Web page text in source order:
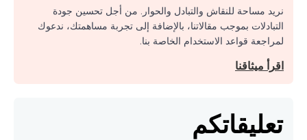
نريد مساحة للنقاش والتبادل والحوار. من أجل تحسين جودة
التبادلات بموجب مقالاتنا، بالإضافة إلى تجربة مساهمتك، ندعوك
لمراجعة قواعد الاستخدام الخاصة بنا.
اقرأ ميثاقنا
تعليقاتكم